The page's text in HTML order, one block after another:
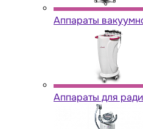
Аппараты
Аппараты для